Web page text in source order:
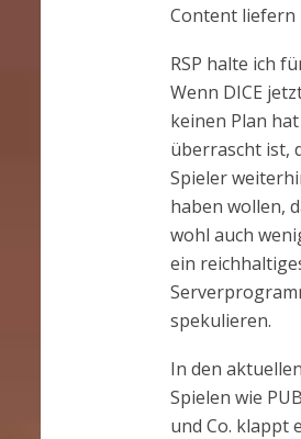
Content liefern
RSP halte ich
Wenn DICE
keinen Plan
überrascht ist,
Spieler
haben wollen,
wohl auch
ein
spekulieren.
In den
Spielen wie
und Co. klappt